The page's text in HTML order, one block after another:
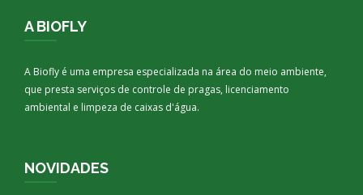
A BIOFLY
A Biofly é uma empresa especializada na área do meio ambiente,
que presta serviços de controle de pragas, licenciamento
ambiental e limpeza de caixas d'água.
NOVIDADES